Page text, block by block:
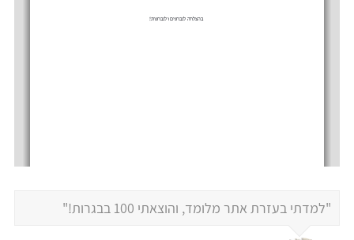
"למדתי בעזרת אתר מלומד, והוצאתי 100 בבגרות!"